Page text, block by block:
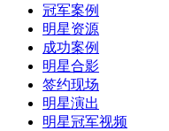
冠军案例
明星资源
成功案例
明星合影
签约现场
明星演出
明星冠军视频